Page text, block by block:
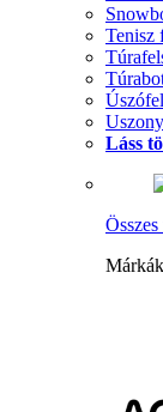
Tenisz
Láss
Márkák